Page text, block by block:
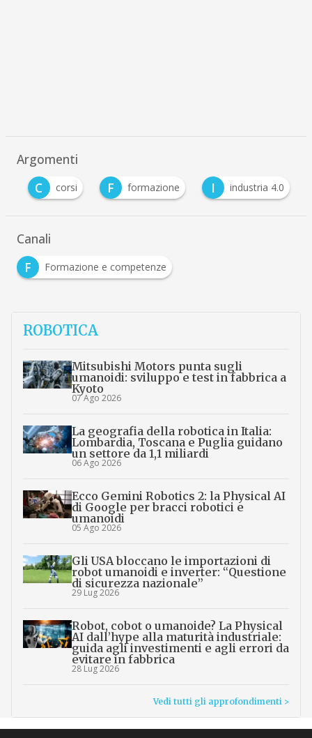
Argomenti
C corsi F formazione I industria 4.0
Canali
F
Formazione e competenze
ROBOTICA
Mitsubishi Motors punta sugli
umanoidi: sviluppo e test in fabbrica a
Kyoto
07 Ago 2026
La geografia della robotica in Italia:
Lombardia, Toscana e Puglia guidano
un settore da 1,1 miliardi
06 Ago 2026
Ecco Gemini Robotics 2: la Physical AI
di Google per bracci robotici e
umanoidi
05 Ago 2026
Gli USA bloccano le importazioni di
robot umanoidi e inverter: “Questione
di sicurezza nazionale”
29 Lug 2026
Robot, cobot o umanoide? La Physical
AI dall’hype alla maturità industriale:
guida agli investimenti e agli errori da
evitare in fabbrica
28 Lug 2026
Vedi tutti gli approfondimenti >